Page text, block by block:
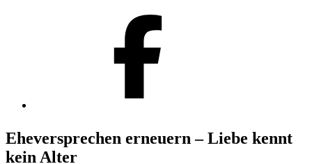
Eheversprechen erneuern – Liebe kennt
kein Alter